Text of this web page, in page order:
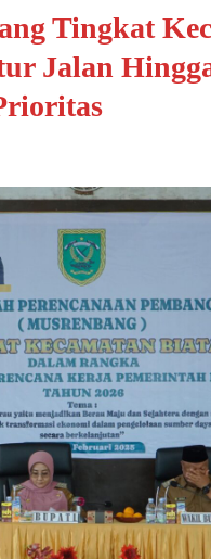
Tingkat
Jalan